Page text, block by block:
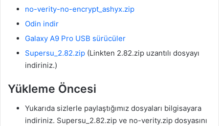
no-verity-no-encrypt_ashyx.zip
Odin indir
Galaxy A9 Pro USB sürücüler
Supersu_2.82.zip (Linkten 2.82.zip uzantılı dosyayı
indiriniz.)
Yükleme Öncesi
Yukarıda sizlerle paylaştığımız dosyaları bilgisayara
indiriniz. Supersu_2.82.zip ve no-verity.zip dosyasını